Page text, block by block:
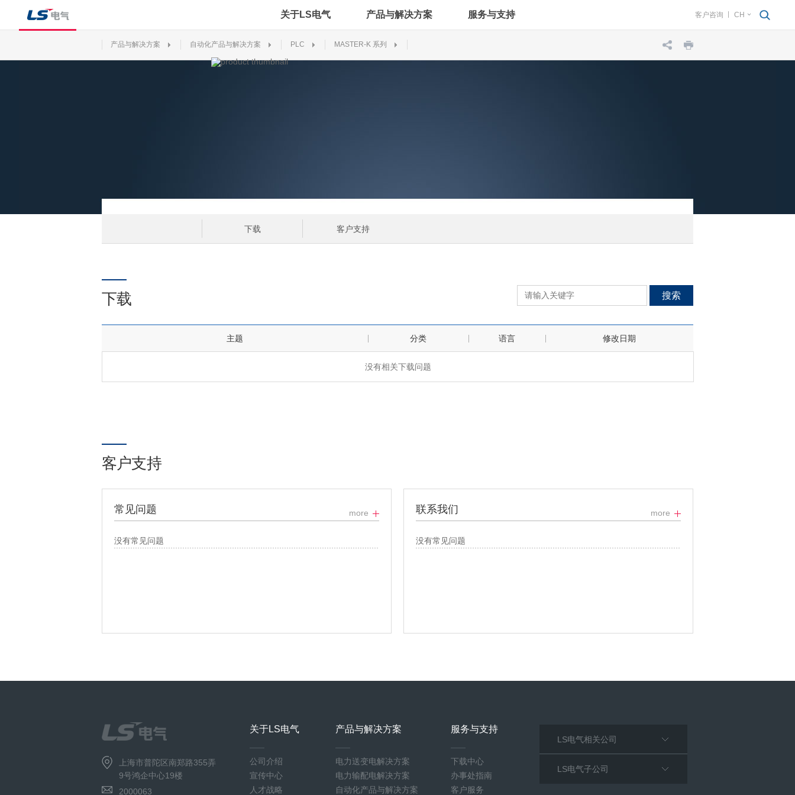
关于LS电气 产品与解决方案 服务与支持 客户咨询 CH
产品与解决方案 自动化产品与解决方案 PLC MASTER-K 系列
下载 客户支持
下载 搜索
主题 分类 语言 修改日期
没有相关下载问题
客户支持
常见问题 more
没有常见问题
联系我们 more
没有常见问题
上海市普陀区南郑路355弄
9号鸿企中心19楼
2000063
关于LS电气
公司介绍
宣传中心
人才战略
产品与解决方案
电力送变电解决方案
电力输配电解决方案
自动化产品与解决方案
服务与支持
下载中心
办事处指南
客户服务
LS电气相关公司
LS电气子公司